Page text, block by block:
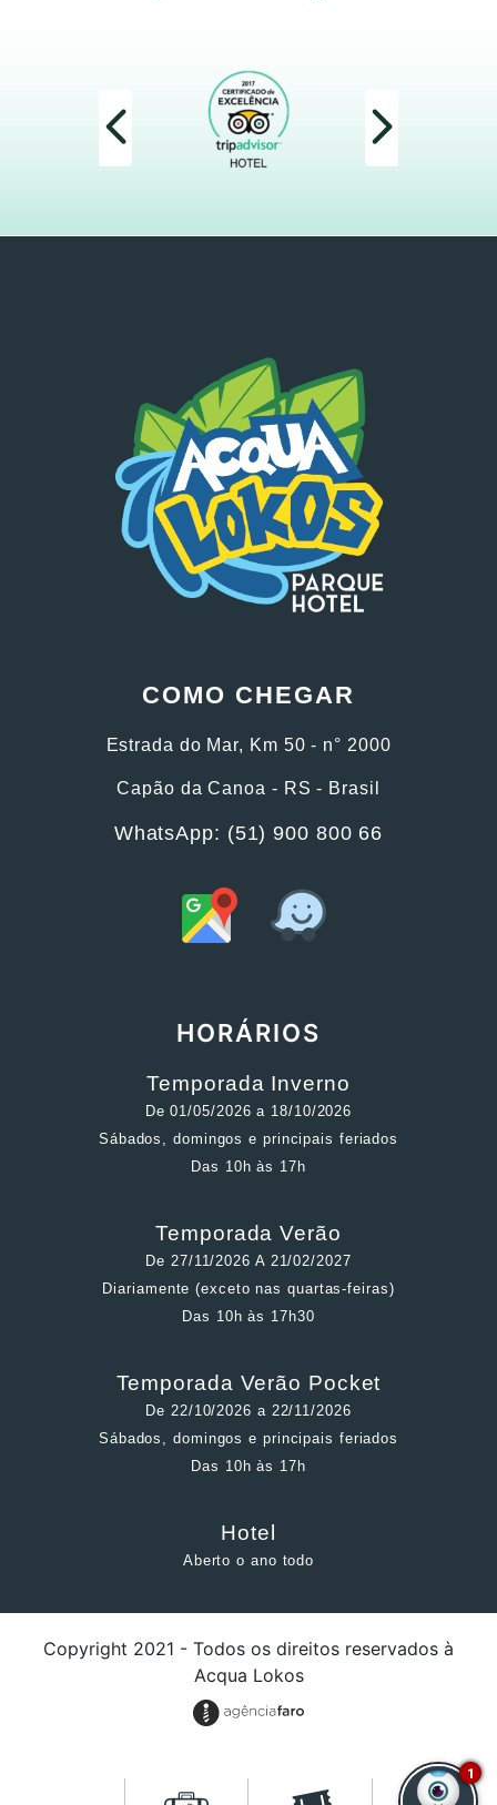
COMO CHEGAR
Estrada do Mar, Km 50 - n° 2000
Capão da Canoa - RS - Brasil
WhatsApp: (51) 900 800 66
HORÁRIOS
Temporada Inverno
De 01/05/2026 a 18/10/2026
Sábados, domingos e principais feriados
Das 10h às 17h
Temporada Verão
De 27/11/2026 A 21/02/2027
Diariamente (exceto nas quartas-feiras)
Das 10h às 17h30
Temporada Verão Pocket
De 22/10/2026 a 22/11/2026
Sábados, domingos e principais feriados
Das 10h às 17h
Hotel
Aberto o ano todo
Copyright 2021 - Todos os direitos reservados à
Acqua Lokos
1